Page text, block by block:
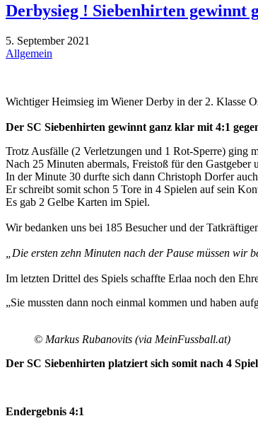
Derbysieg ! Siebenhirten gewinnt
5. September 2021
Allgemein
Wichtiger Heimsieg im Wiener Derby in der 2. Klasse
Der SC Siebenhirten gewinnt ganz klar mit 4:1
Trotz Ausfälle (2 Verletzungen und 1 Rot-Sperre) ging
Nach 25 Minuten abermals, Freistoß für den Gastgeber
In der Minute 30 durfte sich dann Christoph Dorfer
Er schreibt somit schon 5 Tore in 4 Spielen auf sein
Es gab 2 Gelbe Karten im Spiel.
Wir bedanken uns bei 185 Besucher und der
„Die ersten zehn Minuten nach der Pause müssen
Im letzten Drittel des Spiels schaffte Erlaa noch den
„Sie mussten dann noch einmal kommen und haben
© Markus Rubanovits (via MeinFussball.at)
Der SC Siebenhirten platziert sich somit nach 4
Endergebnis 4:1